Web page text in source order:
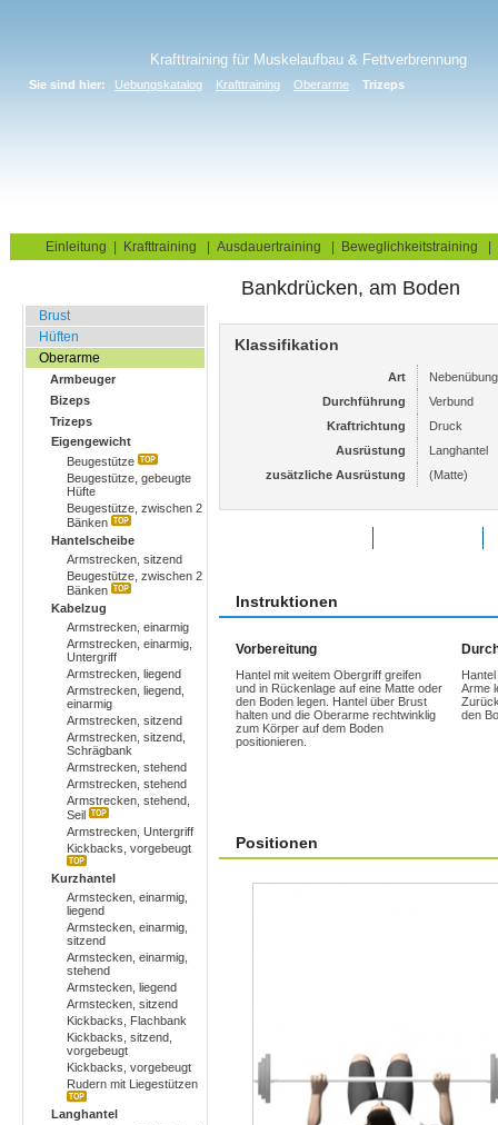
Krafttraining für Muskelaufbau & Fettverbrennung
Sie sind hier: Uebungskatalog Krafttraining Oberarme Trizeps
Einleitung Krafttraining Ausdauertraining Beweglichkeitstraining
Brust
Hüften
Oberarme
Armbeuger
Bizeps
Trizeps
Eigengewicht
Beugestütze
Beugestütze, gebeugte
Hüfte
Beugestütze, zwischen 2
Bänken
Hantelscheibe
Armstrecken, sitzend
Beugestütze, zwischen 2
Bänken
Kabelzug
Armstrecken, einarmig
Armstrecken, einarmig,
Untergriff
Armstrecken, liegend
Armstrecken, liegend,
einarmig
Armstrecken, sitzend
Armstrecken, sitzend,
Schrägbank
Armstrecken, stehend
Armstrecken, stehend
Armstrecken, stehend,
Seil
Armstrecken, Untergriff
Kickbacks, vorgebeugt
Kurzhantel
Armstecken, einarmig,
liegend
Armstecken, einarmig,
sitzend
Armstecken, einarmig,
stehend
Armstecken, liegend
Armstecken, sitzend
Kickbacks, Flachbank
Kickbacks, sitzend,
vorgebeugt
Kickbacks, vorgebeugt
Rudern mit Liegestützen
Langhantel
Bankdrücken, am Boden
Klassifikation
Art
Nebenübung
Durchführung
Verbund
Kraftrichtung
Druck
Ausrüstung
Langhantel
zusätzliche Ausrüstung
(Matte)
Instruktionen
Vorbereitung
Hantel mit weitem Obergriff greifen
und in Rückenlage auf eine Matte oder
den Boden legen. Hantel über Brust
halten und die Oberarme rechtwinklig
zum Körper auf dem Boden
positionieren.
Arme
den
Positionen